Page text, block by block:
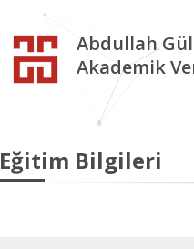
Abdullah
Akademik
Eğitim Bilgileri